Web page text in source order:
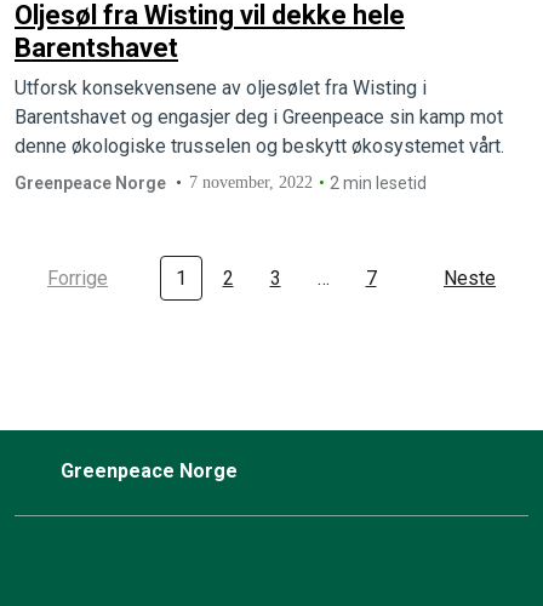
Oljesøl fra Wisting vil dekke hele
Barentshavet
Utforsk konsekvensene av oljesølet fra Wisting i
Barentshavet og engasjer deg i Greenpeace sin kamp mot
denne økologiske trusselen og beskytt økosystemet vårt.
Greenpeace Norge 7 november, 2022 2 min lesetid
Forrige 1 2 3 … 7 Neste
Greenpeace Norge